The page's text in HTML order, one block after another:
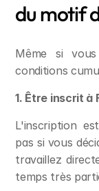
du motif
Même si
conditions
1. Être inscrit à
L'inscription
pas si vous
travaillez
temps très